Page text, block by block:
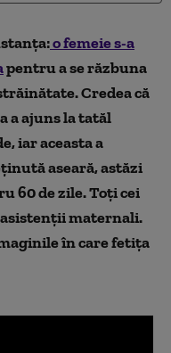
o femeie s-a
pentru a se răzbuna
Credea că
a ajuns la tatăl
iar aceasta a
aseară, astăzi
60 de zile. Toți cei
maternali.
în care fetița